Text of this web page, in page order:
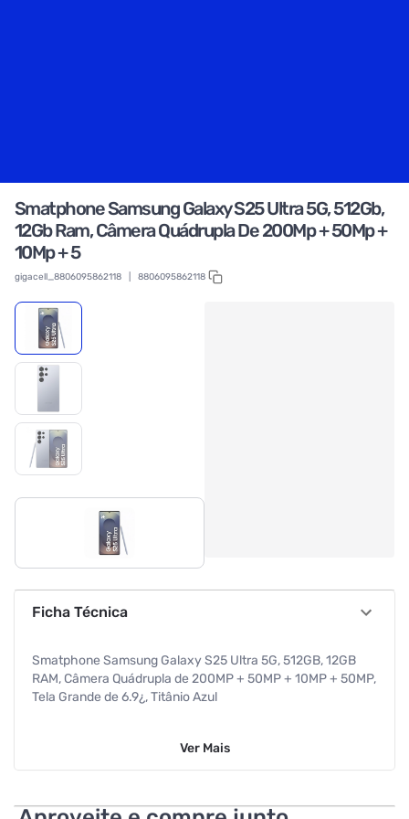
Smatphone Samsung Galaxy S25 Ultra 5G, 512Gb,
12Gb Ram, Câmera Quádrupla De 200Mp + 50Mp +
10Mp + 5
gigacell_8806095862118 8806095862118
Ficha Técnica
Smatphone Samsung Galaxy S25 Ultra 5G, 512GB, 12GB
RAM, Câmera Quádrupla de 200MP + 50MP + 10MP + 50MP,
Tela Grande de 6.9¿, Titânio Azul
poderoso da linha S, com 512GB de armazenamento interno
detalhes e cores mais vibrantes.
Ver Mais